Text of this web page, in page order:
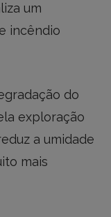
um
incêndio
do
exploração
a umidade
mais